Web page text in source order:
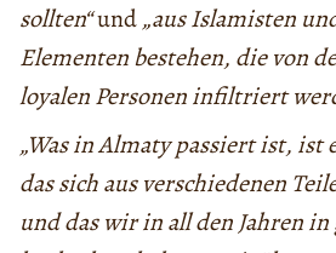
sollten“und„aus Islamisten
Elementen bestehen, die von
loyalen Personen infiltriert
„Was in Almaty passiert ist, ist
das sich aus verschiedenen
und das wir in all den Jahren in